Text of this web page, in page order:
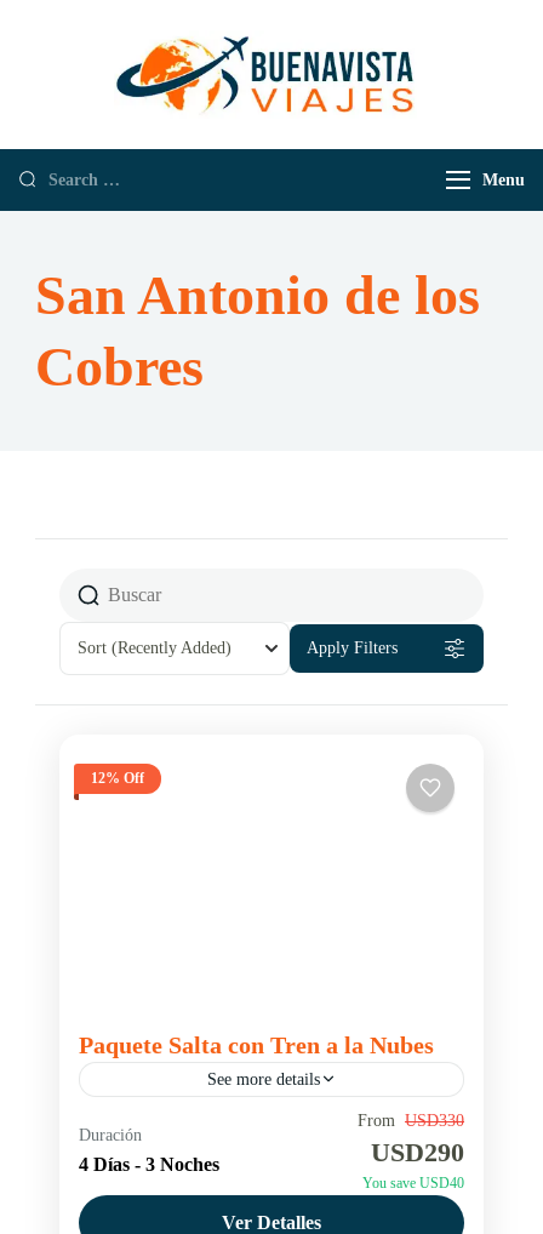
Menu
San Antonio de los
Cobres
Sort (Recently Added) Apply Filters
12% Off
Paquete Salta con Tren a la Nubes
See more details
Excursión tren a las nubes
San Antonio de los Cobres Vacaciones de invierno
Paquete Salta con tren a las nubes y city tour
Duración
4 Días - 3 Noches
From USD330
USD290
You save USD40
Ver Detalles